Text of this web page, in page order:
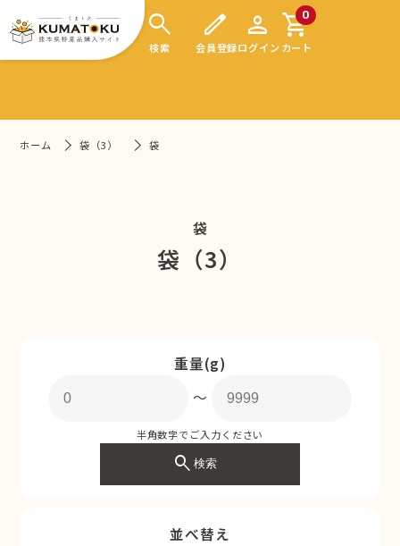
search
検索
edit
会員登録
person
ログイン
0
shopping_cart
カート
ホーム 袋（3） 袋
袋
袋（3）
重量(g)
〜
半角数字でご入力ください
search検索
並べ替え